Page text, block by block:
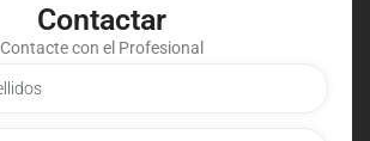
Contactar
Contacte con el Profesional